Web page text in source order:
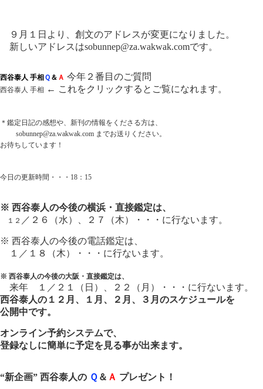
９月１日より、創文のアドレスが変更になりました。
新しいアドレスはsobunnep@za.wakwak.comです。
西谷泰人 手相Ｑ ＆ Ａ 今年２番目のご質問
西谷泰人 手相 ← これをクリックするとご覧になれます。
＊鑑定日記の感想や、新刊の情報をくださる方は、
sobunnep@za.wakwak.com までお送りください。
お待ちしています！
今日の更新時間・・・18：15
※ 西谷泰人の今後の横浜・直接鑑定は、
１２ ／２６（水）、２７（木）・・・に行ないます。
※ 西谷泰人の今後の電話鑑定は、
１／１８（木）・・・に行ないます。
※ 西谷泰人の今後の大阪・直接鑑定は、
来年 １
／２１（日）、２２（月）・・・に行ないます。
西谷泰人の１２月、１月、２月、３月のスケジュールを
公開中です。
オンライン予約システムで、
登録なしに簡単に予定を見る事が出来ます。
“新企画” 西谷泰人の Ｑ ＆ Ａ プレゼント！